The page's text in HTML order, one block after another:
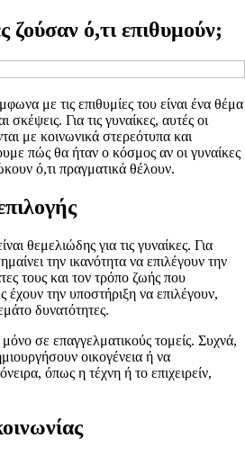
ζούσαν ό,τι επιθυμούν;
με τις επιθυμίες του είναι ένα θέμα
σκέψεις. Για τις γυναίκες, αυτές οι
με κοινωνικά στερεότυπα και
πώς θα ήταν ο κόσμος αν οι γυναίκες
ό,τι πραγματικά θέλουν.
θεμελιώδης για τις γυναίκες. Για
την ικανότητα να επιλέγουν την
τους και τον τρόπο ζωής που
έχουν την υποστήριξη να επιλέγουν,
δυνατότητες.
σε επαγγελματικούς τομείς. Συχνά,
οικογένεια ή να
όπως η τέχνη ή το επιχειρείν,